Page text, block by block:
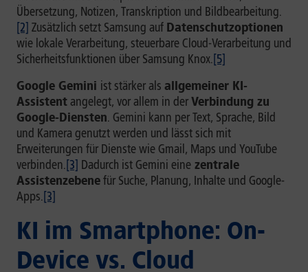
Übersetzung, Notizen, Transkription und Bildbearbeitung.
[2] Zusätzlich setzt Samsung auf Datenschutzoptionen
wie lokale Verarbeitung, steuerbare Cloud-Verarbeitung und
Sicherheitsfunktionen über Samsung Knox.[5]
Google Gemini ist stärker als allgemeiner KI-
Assistentangelegt, vor allem in derVerbindung zu
Google-Diensten. Gemini kann per Text, Sprache, Bild
und Kamera genutzt werden und lässt sich mit
Erweiterungen für Dienste wie Gmail, Maps und YouTube
verbinden.[3] Dadurch ist Gemini eine zentrale
Assistenzebenefür Suche, Planung, Inhalte und Google-
Apps.[3]
KI im Smartphone: On-
Device vs. Cloud